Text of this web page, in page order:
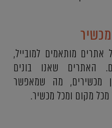
מותאמים למובייל,
האתרים שאנו בונים
מכשירים, מה שמאפשר
מקום ומכל מכשיר.